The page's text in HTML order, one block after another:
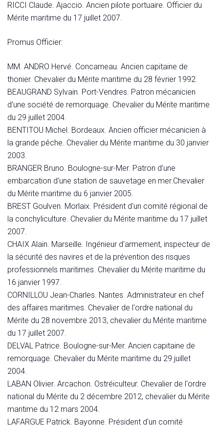
RICCI Claude. Ajaccio. Ancien pilote portuaire. Officier du
Mérite maritime du 17 juillet 2007.
Promus Officier:
MM. ANDRO Hervé. Concarneau. Ancien capitaine de
thonier. Chevalier du Mérite maritime du 28 février 1992.
BEAUGRAND Sylvain. Port-Vendres. Patron mécanicien
d'une société de remorquage. Chevalier du Mérite maritime
du 29 juillet 2004.
BENTITOU Michel. Bordeaux. Ancien officier mécanicien à
la grande pêche. Chevalier du Mérite maritime du 30 janvier
2003.
BRANGER Bruno. Boulogne-sur-Mer. Patron d'une
embarcation d'une station de sauvetage en mer.Chevalier
du Mérite maritime du 6 janvier 2005.
BREST Goulven. Morlaix. Président d'un comité régional de
la conchyliculture. Chevalier du Mérite maritime du 17 juillet
2007.
CHAIX Alain. Marseille. Ingénieur d'armement, inspecteur de
la sécurité des navires et de la prévention des risques
professionnels maritimes. Chevalier du Mérite maritime du
16 janvier 1997.
CORNILLOU Jean-Charles. Nantes. Administrateur en chef
des affaires maritimes. Chevalier de l'ordre national du
Mérite du 28 novembre 2013, chevalier du Mérite maritime
du 17 juillet 2007.
DELVAL Patrice. Boulogne-sur-Mer. Ancien capitaine de
remorquage. Chevalier du Mérite maritime du 29 juillet
2004.
LABAN Olivier. Arcachon. Ostréiculteur. Chevalier de l'ordre
national du Mérite du 2 décembre 2012, chevalier du Mérite
maritime du 12 mars 2004.
LAFARGUE Patrick. Bayonne. Président d'un comité